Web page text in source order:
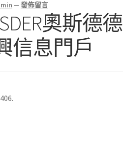
—發佈留言
奧斯德
信息門戶